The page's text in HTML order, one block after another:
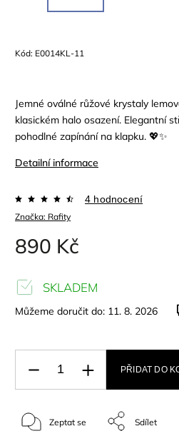
Kód: E0014KL-11
Jemné oválné růžové krystaly
klasickém halo osazení. Elegantní
pohodlné zapínání na klapku. 💖✨
Detailní informace
Značka: Rafity
4 hodnocení
890 Kč
SKLADEM
Můžeme doručit do: 11. 8. 2026
PŘIDAT DO
Zeptat se Sdílet